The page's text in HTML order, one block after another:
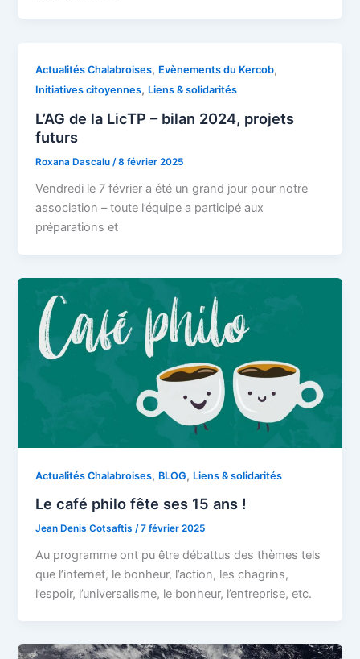
Actualités Chalabroises, Evènements du Kercob,
Initiatives citoyennes, Liens & solidarités
L’AG de la LicTP – bilan 2024, projets
futurs
Roxana Dascalu/8 février 2025
Vendredi le 7 février a été un grand jour pour notre
association – toute l’équipe a participé aux
préparations et
Actualités Chalabroises, BLOG, Liens & solidarités
Le café philo fête ses 15 ans !
Jean Denis Cotsaftis/7 février 2025
Au programme ont pu être débattus des thèmes tels
que l’internet, le bonheur, l’action, les chagrins,
l’espoir, l’universalisme, le bonheur, l’entreprise, etc.